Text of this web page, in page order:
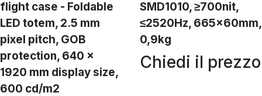
flight case - Foldable
LED totem, 2.5 mm
pixel pitch, GOB
protection, 640 ×
1920 mm display size,
600 cd/m2
SMD1010, ≥700nit,
≤2520Hz, 665x60mm,
0,9kg
Chiedi il prezzo